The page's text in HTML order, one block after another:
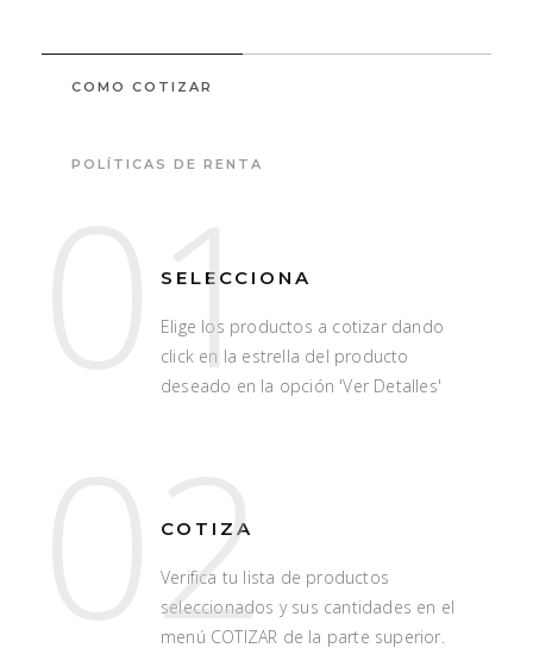
COMO COTIZAR
POLÍTICAS DE RENTA
01
SELECCIONA
Elige los productos a cotizar dando
click en la estrella del producto
deseado en la opción 'Ver Detalles'
02
COTIZA
Verifica tu lista de productos
seleccionados y sus cantidades en el
menú COTIZAR de la parte superior.